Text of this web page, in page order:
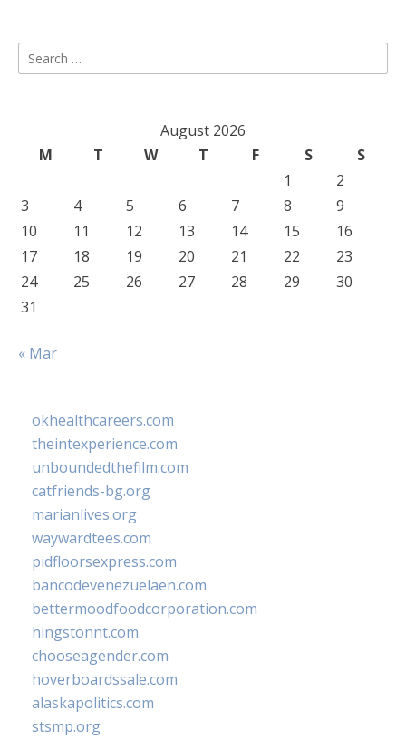
Search
for:
August 2026
M
T W T F S
S
1
2
3
4 5 6 7 8
9
10
11 12 13 14 15
16
17
18 19 20 21 22
23
24
25 26 27 28 29
30
31
« Mar
okhealthcareers.com
theintexperience.com
unboundedthefilm.com
catfriends-bg.org
marianlives.org
waywardtees.com
pidfloorsexpress.com
bancodevenezuelaen.com
bettermoodfoodcorporation.com
hingstonnt.com
chooseagender.com
hoverboardssale.com
alaskapolitics.com
stsmp.org